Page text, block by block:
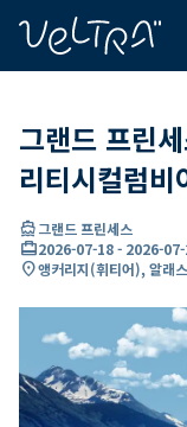
그랜드 프린
리티시컬럼
directions_boat그랜드 프린세스
card_travel2026-07-18- 2026-
location_on앵커리지(휘티어), 알래